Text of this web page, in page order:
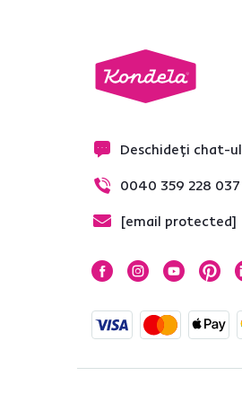
Lucios
Cu picioruşe
Cu rafturi
Utilizare
Hol
Deschideți chat-ul
0040 359 228 037
[email protected]